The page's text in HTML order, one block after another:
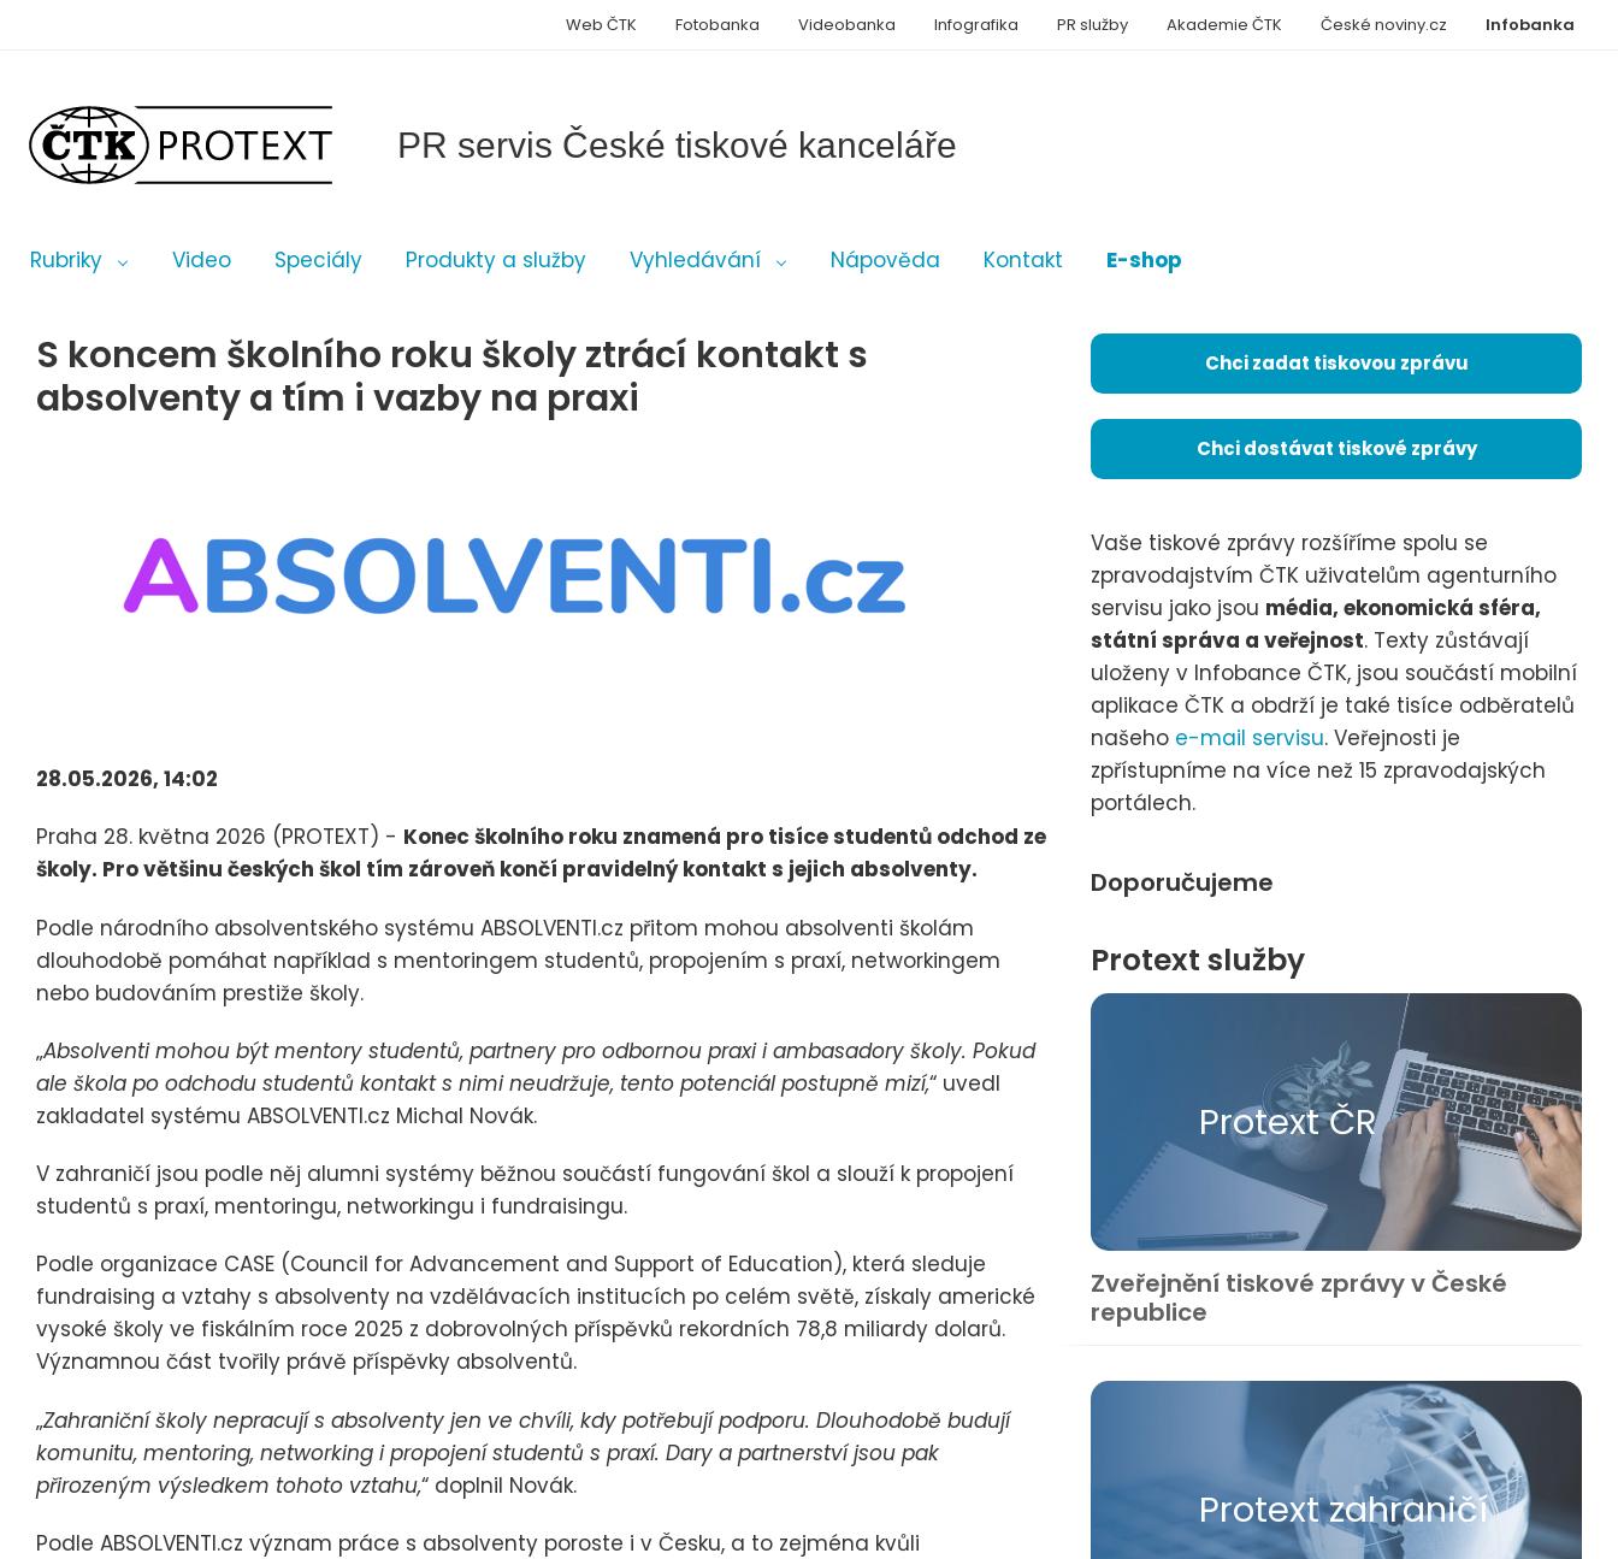
PR servis České tiskové kanceláře
Rubriky Video Speciály Produkty a služby Vyhledávání Nápověda Kontakt E-shop
Infobanka
Web ČTK Fotobanka Videobanka Infografika PR služby Akademie ČTK České noviny.cz
S koncem školního roku školy ztrácí kontakt s
absolventy a tím i vazby na praxi
28.05.2026, 14:02
Praha 28. května 2026 (PROTEXT) - Konec školního roku znamená pro tisíce studentů odchod ze
školy. Pro většinu českých škol tím zároveň končí pravidelný kontakt s jejich absolventy.
Podle národního absolventského systému ABSOLVENTI.cz přitom mohou absolventi školám
dlouhodobě pomáhat například s mentoringem studentů, propojením s praxí, networkingem
nebo budováním prestiže školy.
„Absolventi mohou být mentory studentů, partnery pro odbornou praxi i ambasadory školy. Pokud
ale škola po odchodu studentů kontakt s nimi neudržuje, tento potenciál postupně mizí,“ uvedl
zakladatel systému ABSOLVENTI.cz Michal Novák.
V zahraničí jsou podle něj alumni systémy běžnou součástí fungování škol a slouží k propojení
studentů s praxí, mentoringu, networkingu i fundraisingu.
Podle organizace CASE (Council for Advancement and Support of Education), která sleduje
fundraising a vztahy s absolventy na vzdělávacích institucích po celém světě, získaly americké
vysoké školy ve fiskálním roce 2025 z dobrovolných příspěvků rekordních 78,8 miliardy dolarů.
Významnou část tvořily právě příspěvky absolventů.
„Zahraniční školy nepracují s absolventy jen ve chvíli, kdy potřebují podporu. Dlouhodobě budují
komunitu, mentoring, networking i propojení studentů s praxí. Dary a partnerství jsou pak
přirozeným výsledkem tohoto vztahu,“ doplnil Novák.
Podle ABSOLVENTI.cz význam práce s absolventy poroste i v Česku, a to zejména kvůli
Chci zadat tiskovou zprávu
Chci dostávat tiskové zprávy
Vaše tiskové zprávy rozšíříme spolu se
zpravodajstvím ČTK uživatelům agenturního
servisu jako jsou média, ekonomická sféra,
státní správa a veřejnost. Texty zůstávají
uloženy v Infobance ČTK, jsou součástí mobilní
aplikace ČTK a obdrží je také tisíce odběratelů
našeho e-mail servisu. Veřejnosti je
zpřístupníme na více než 15 zpravodajských
portálech.
Doporučujeme
Protext služby
Protext ČR
Zveřejnění tiskové zprávy v České
republice
Protext zahraničí